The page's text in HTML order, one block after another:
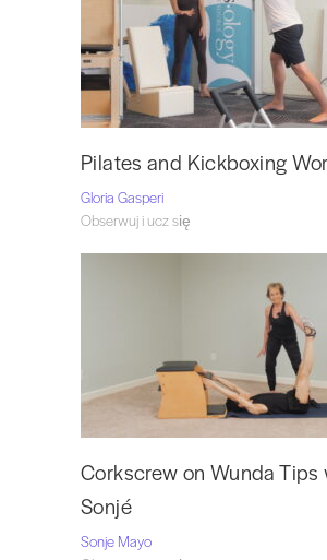
Pilates and Kickboxing
Gloria Gasperi
Obserwuj i ucz się
Corkscrew on Wunda Tips
Sonjé
Sonje Mayo